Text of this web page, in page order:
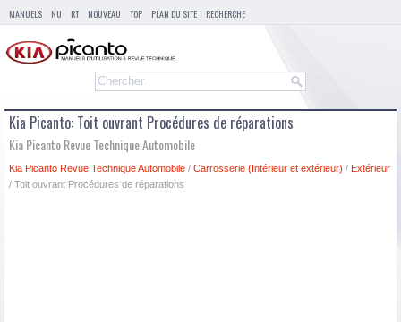
MANUELS NU RT NOUVEAU TOP PLAN DU SITE RECHERCHE
Kia Picanto: Toit ouvrant Procédures de réparations
Kia Picanto Revue Technique Automobile
Kia Picanto Revue Technique Automobile / Carrosserie (Intérieur et extérieur) / Extérieur
/ Toit ouvrant Procédures de réparations